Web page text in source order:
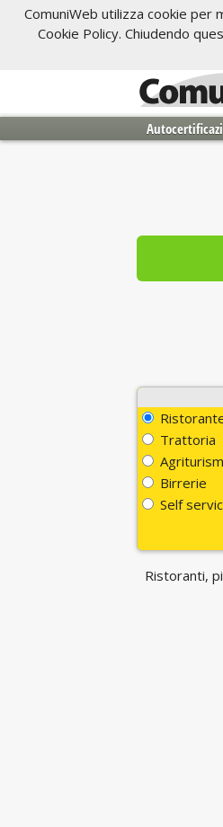
ComuniWeb utilizza cookie
Cookie Policy. Chiudendo
Trattoria
Birrerie
Self
Ristoranti,